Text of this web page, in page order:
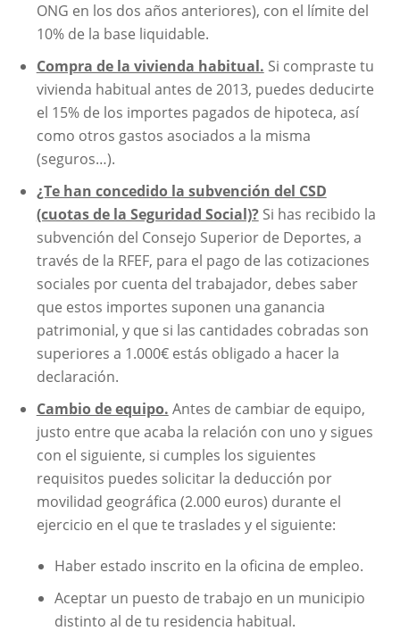
ONG en los dos años anteriores), con el límite del
10% de la base liquidable.
Compra de la vivienda habitual. Si compraste tu
vivienda habitual antes de 2013, puedes deducirte
el 15% de los importes pagados de hipoteca, así
como otros gastos asociados a la misma
(seguros…).
¿Te han concedido la subvención del CSD
(cuotas de la Seguridad Social)?Si has recibido la
subvención del Consejo Superior de Deportes, a
través de la RFEF, para el pago de las cotizaciones
sociales por cuenta del trabajador, debes saber
que estos importes suponen una ganancia
patrimonial, y que si las cantidades cobradas son
superiores a 1.000€ estás obligado a hacer la
declaración.
Cambio de equipo. Antes de cambiar de equipo,
justo entre que acaba la relación con uno y sigues
con el siguiente, si cumples los siguientes
requisitos puedes solicitar la deducción por
movilidad geográfica (2.000 euros) durante el
ejercicio en el que te traslades y el siguiente:
Haber estado inscrito en la oficina de empleo.
Aceptar un puesto de trabajo en un municipio
distinto al de tu residencia habitual.